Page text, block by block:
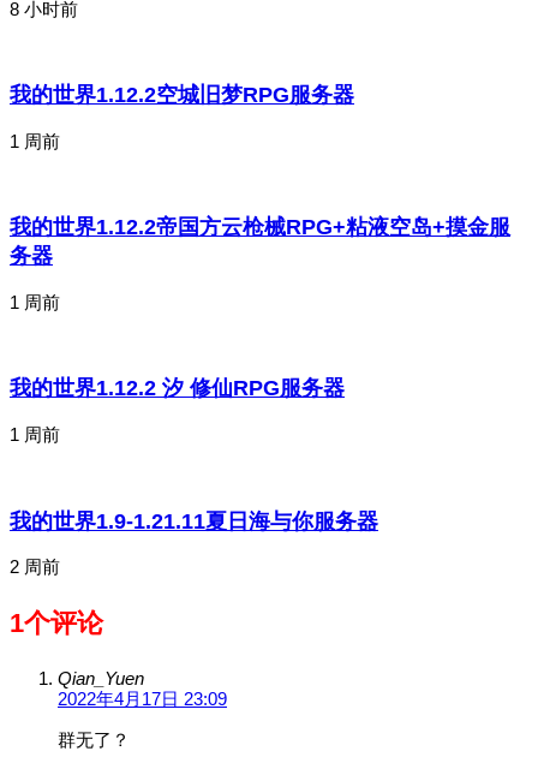
8 小时前
我的世界1.12.2空城旧梦RPG服务器
1 周前
我的世界1.12.2帝国方云枪械RPG+粘液空岛+摸金服
务器
1 周前
我的世界1.12.2 汐 修仙RPG服务器
1 周前
我的世界1.9-1.21.11夏日海与你服务器
2 周前
1个评论
Qian_Yuen
2022年4月17日 23:09
群无了？